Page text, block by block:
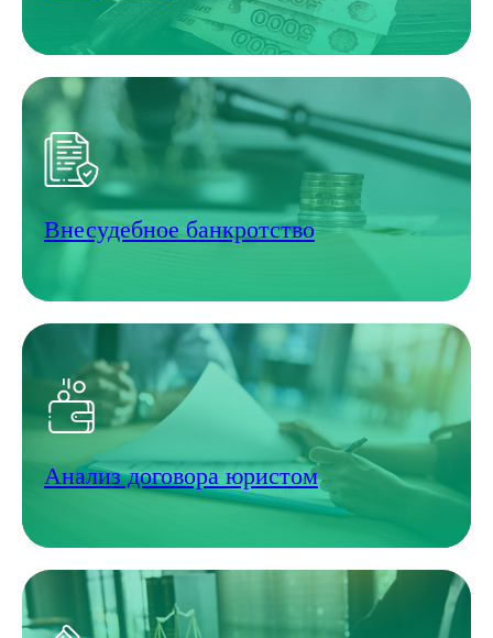
Внесудебное банкротство
Анализ договора юристом